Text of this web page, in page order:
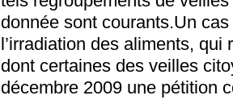
donnée sont courants.Un
l’irradiation des aliments, qui
dont certaines des veilles
décembre 2009 une pétition